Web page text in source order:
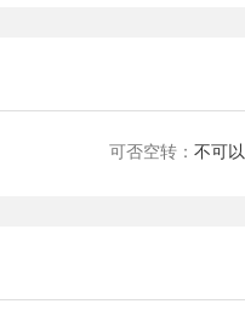
可否空转：不可以